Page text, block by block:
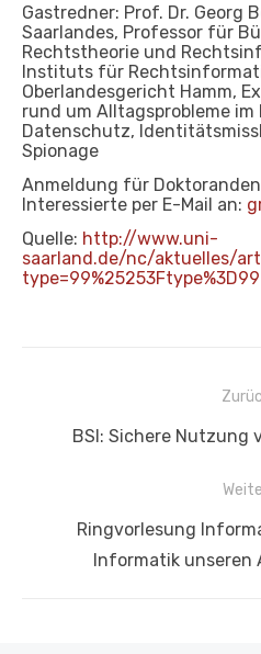
Gastredner: Prof. Dr. Georg
Saarlandes, Professor für
Rechtstheorie und
Instituts für
Oberlandesgericht Hamm,
rund um Alltagsprobleme
Datenschutz,
Spionage
Anmeldung für
Interessierte per E-Mail an:
Quelle: http://www.uni-
saarland.de/nc/aktuelles/
type=99%25253Ftype%3D99
Beitragsnavigation
Vorheriger
BSI: Sichere Nutzung
Nächster
Beitrag:
Ringvorlesung
Informatik unseren